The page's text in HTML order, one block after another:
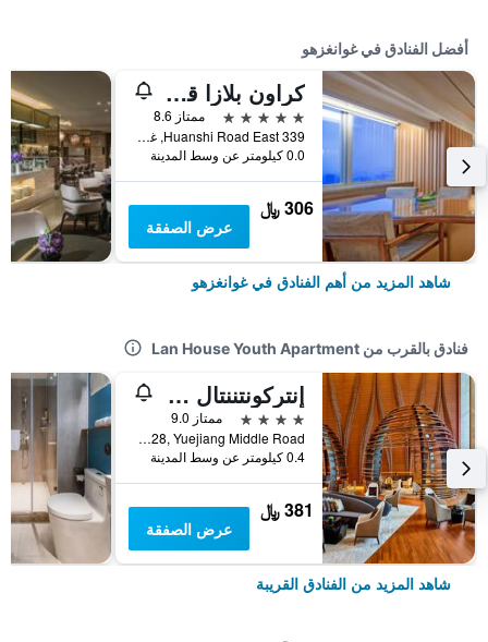
أفضل الفنادق في غوانغزهو
كراون بلازا قوانغتشو سيتي سنتر، أحد الفنادق من مجموعة فنادق إنتركونتيننتال - سكاي لاين 63 بار للاستمتاع بإطلالة على مدينة قوانغتشو
5 نجوم
ممتاز 8.6
339 Huanshi Road East, غوانغزهو, الصين
0.0 كيلومتر عن وسط المدينة
306 ﷼
عرض الصفقة
شاهد المزيد من أهم الفنادق في غوانغزهو
فنادق بالقرب من Lan House Youth Apartment
إنتركونتننتال جوانجتشو إكسيبيشن سنتر بي آيتش جي
4 نجوم
ممتاز 9.0
No. 828, Yuejiang Middle Road, غوانغزهو, الصين
0.4 كيلومتر عن وسط المدينة
381 ﷼
عرض الصفقة
شاهد المزيد من الفنادق القريبة